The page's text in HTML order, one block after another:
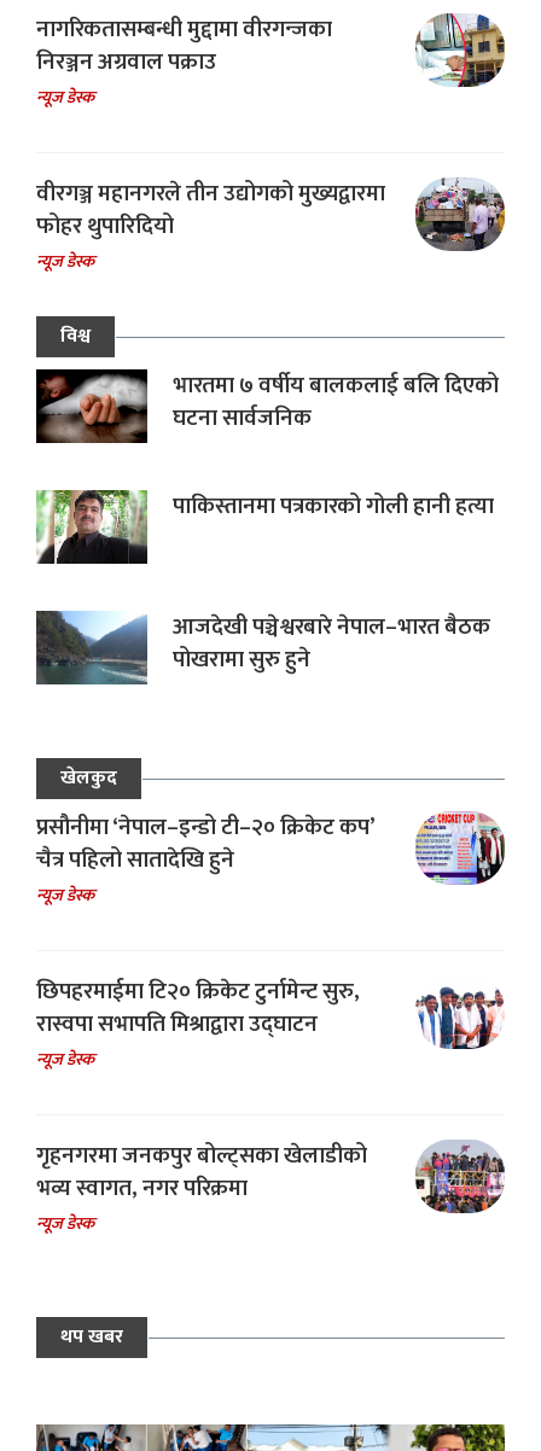
नागरिकतासम्बन्धी मुद्दामा वीरगन्जका
निरञ्जन अग्रवाल पक्राउ
न्यूज डेस्क
वीरगञ्ज महानगरले तीन उद्योगको मुख्यद्वारमा
फोहर थुपारिदियो
न्यूज डेस्क
विश्व
भारतमा ७ वर्षीय बालकलाई बलि दिएको
घटना सार्वजनिक
पाकिस्तानमा पत्रकारको गोली हानी हत्या
आजदेखी पञ्चेश्वरबारे नेपाल–भारत बैठक
पोखरामा सुरु हुने
खेलकुद
प्रसौनीमा ‘नेपाल–इन्डो टी–२० क्रिकेट कप’
चैत्र पहिलो सातादेखि हुने
न्यूज डेस्क
छिपहरमाईमा टि२० क्रिकेट टुर्नामेन्ट सुरु,
रास्वपा सभापति मिश्राद्वारा उद्घाटन
न्यूज डेस्क
गृहनगरमा जनकपुर बोल्ट्सका खेलाडीको
भव्य स्वागत, नगर परिक्रमा
न्यूज डेस्क
थप खबर